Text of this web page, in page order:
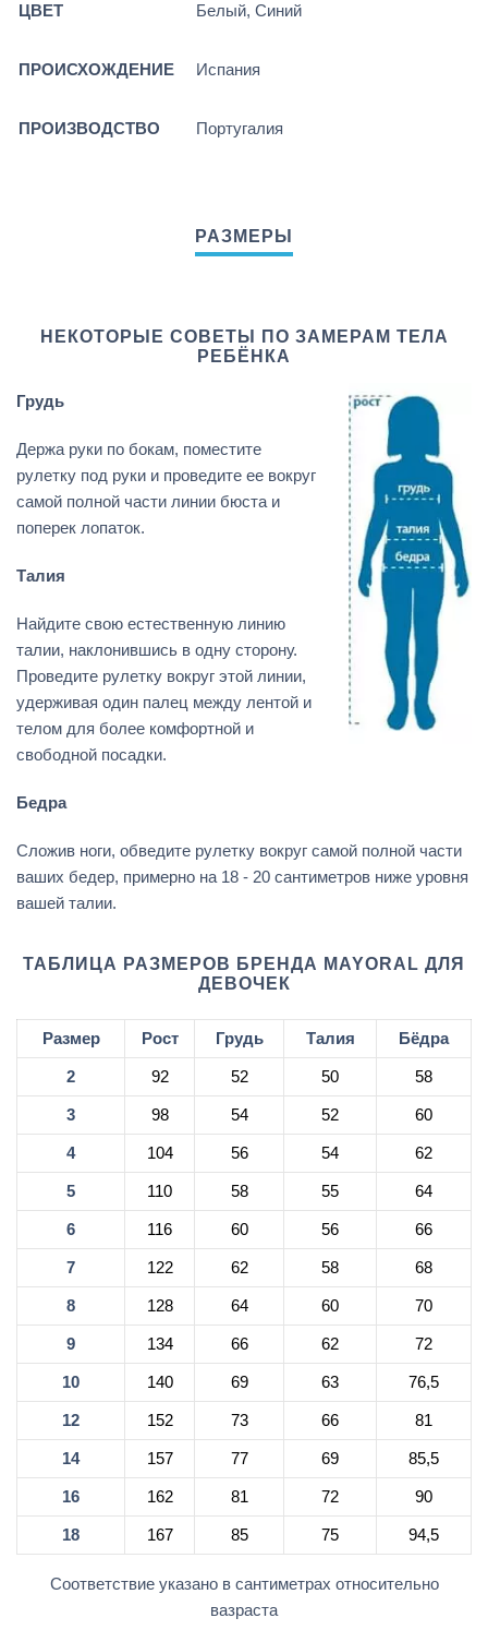
ЦВЕТ Белый, Синий
ПРОИСХОЖДЕНИЕ Испания
ПРОИЗВОДСТВО Португалия
НЕКОТОРЫЕ СОВЕТЫ ПО ЗАМЕРАМ ТЕЛА
РЕБЁНКА
Грудь
Держа руки по бокам, поместите
рулетку под руки и проведите ее вокруг
самой полной части линии бюста и
поперек лопаток.
Талия
Найдите свою естественную линию
талии, наклонившись в одну сторону.
Проведите рулетку вокруг этой линии,
удерживая один палец между лентой и
телом для более комфортной и
свободной посадки.
Бедра
Сложив ноги, обведите рулетку вокруг самой полной части
ваших бедер, примерно на 18 - 20 сантиметров ниже уровня
вашей талии.
ТАБЛИЦА РАЗМЕРОВ БРЕНДА MAYORAL ДЛЯ
ДЕВОЧЕК
Размер Рост Грудь Талия Бёдра
2 92 52 50 58
3 98 54 52 60
4 104 56 54 62
5 110 58 55 64
6 116 60 56 66
7 122 62 58 68
8 128 64 60 70
9 134 66 62 72
10 140 69 63 76,5
12 152 73 66 81
14 157 77 69 85,5
16 162 81 72 90
18 167 85 75 94,5
Соответствие указано в сантиметрах относительно
вазраста